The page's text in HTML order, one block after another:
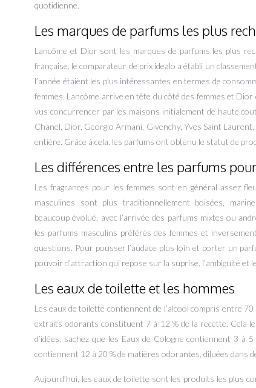
quotidienne.
Les marques de parfums les plus
Lancôme et Dior sont les marques de parfums les plus
française, le comparateur de prix idealo a établi un
l’année étaient les plus intéressantes en termes de
femmes. Lancôme arrive en tête du côté des femmes et Dior
vus concurrencer par les maisons initialement de haute
Chanel, Dior, Georgio Armani, Givenchy, Yves Saint
entière. Grâce à cela, les parfums ont obtenu le statut de
Les différences entre les parfums
Les fragrances pour les femmes sont en général assez
masculines sont plus traditionnellement boisées,
beaucoup évolué, avec l’arrivée des parfums mixtes ou
les parfums masculins préférés des femmes et
questions. Pour pousser l’audace plus loin et porter un
pouvoir d’attraction qui repose sur la suprise, l’ambiguité et
Les eaux de toilette et les hommes
Les eaux de toilette contiennent de l’alcool compris entre
extraits odorants constituent 7 à 12 % de la recette. Cela
d’idées, sachez que les Eaux de Cologne contiennent 3 à
contiennent 12 à 20 % de matières odorantes, diluées dans
Aujourd’hui, les eaux de toilette sont les produits les plus